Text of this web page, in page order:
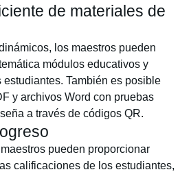
de materiales de
los maestros pueden
módulos educativos y
estudiantes. También es posible
y archivos Word con pruebas
a través de códigos QR.
pueden proporcionar
calificaciones de los estudiantes,